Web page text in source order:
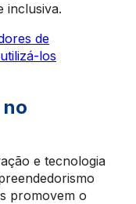
inclusiva.
de
los
e tecnologia
promovem o